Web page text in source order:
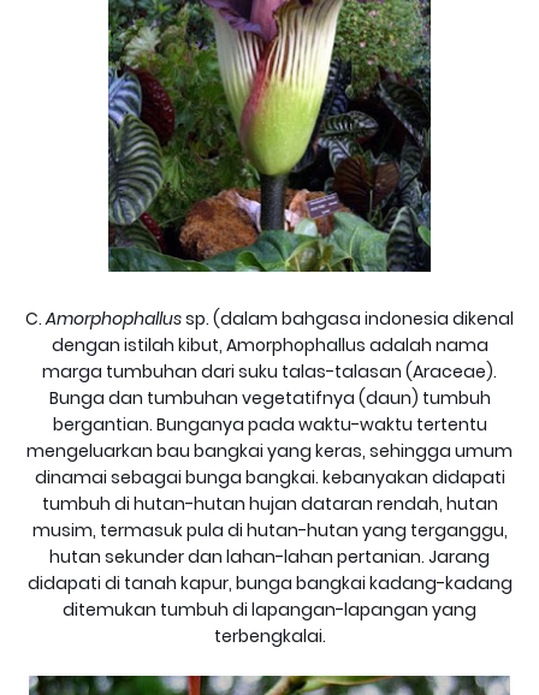
C.Amorphophallussp. (dalam bahgasa indonesia dikenal
dengan istilah kibut, Amorphophallus adalah nama
marga tumbuhan dari suku talas-talasan (Araceae).
Bunga dan tumbuhan vegetatifnya (daun) tumbuh
bergantian. Bunganya pada waktu-waktu tertentu
mengeluarkan bau bangkai yang keras, sehingga umum
dinamai sebagai bunga bangkai. kebanyakan didapati
tumbuh di hutan-hutan hujan dataran rendah, hutan
musim, termasuk pula di hutan-hutan yang terganggu,
hutan sekunder dan lahan-lahan pertanian. Jarang
didapati di tanah kapur, bunga bangkai kadang-kadang
ditemukan tumbuh di lapangan-lapangan yang
terbengkalai.